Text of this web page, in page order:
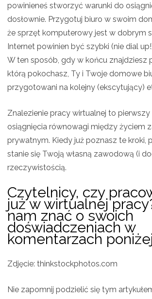
powinieneś stworzyć warunki do
dosłownie. Przygotuj biuro w swoim
że sprzęt komputerowy jest w dobrym
Internet powinien być szybki (nie dial
W ten sposób, gdy w końcu znajdziesz
którą pokochasz, Ty i Twoje domowe
przygotowani na kolejny (ekscytujący)
Znalezienie pracy wirtualnej to pierwszy
osiągnięcia równowagi między życiem
prywatnym. Kiedy już poznasz te kroki,
stanie się Twoją własną zawodową (i
rzeczywistością.
Czytelnicy, czy
już w wirtualnej
nam znać o swoich
doświadczeniach w
komentarzach
Zdjęcie: thinkstockphotos.com
Nie zapomnij podzielić się tym